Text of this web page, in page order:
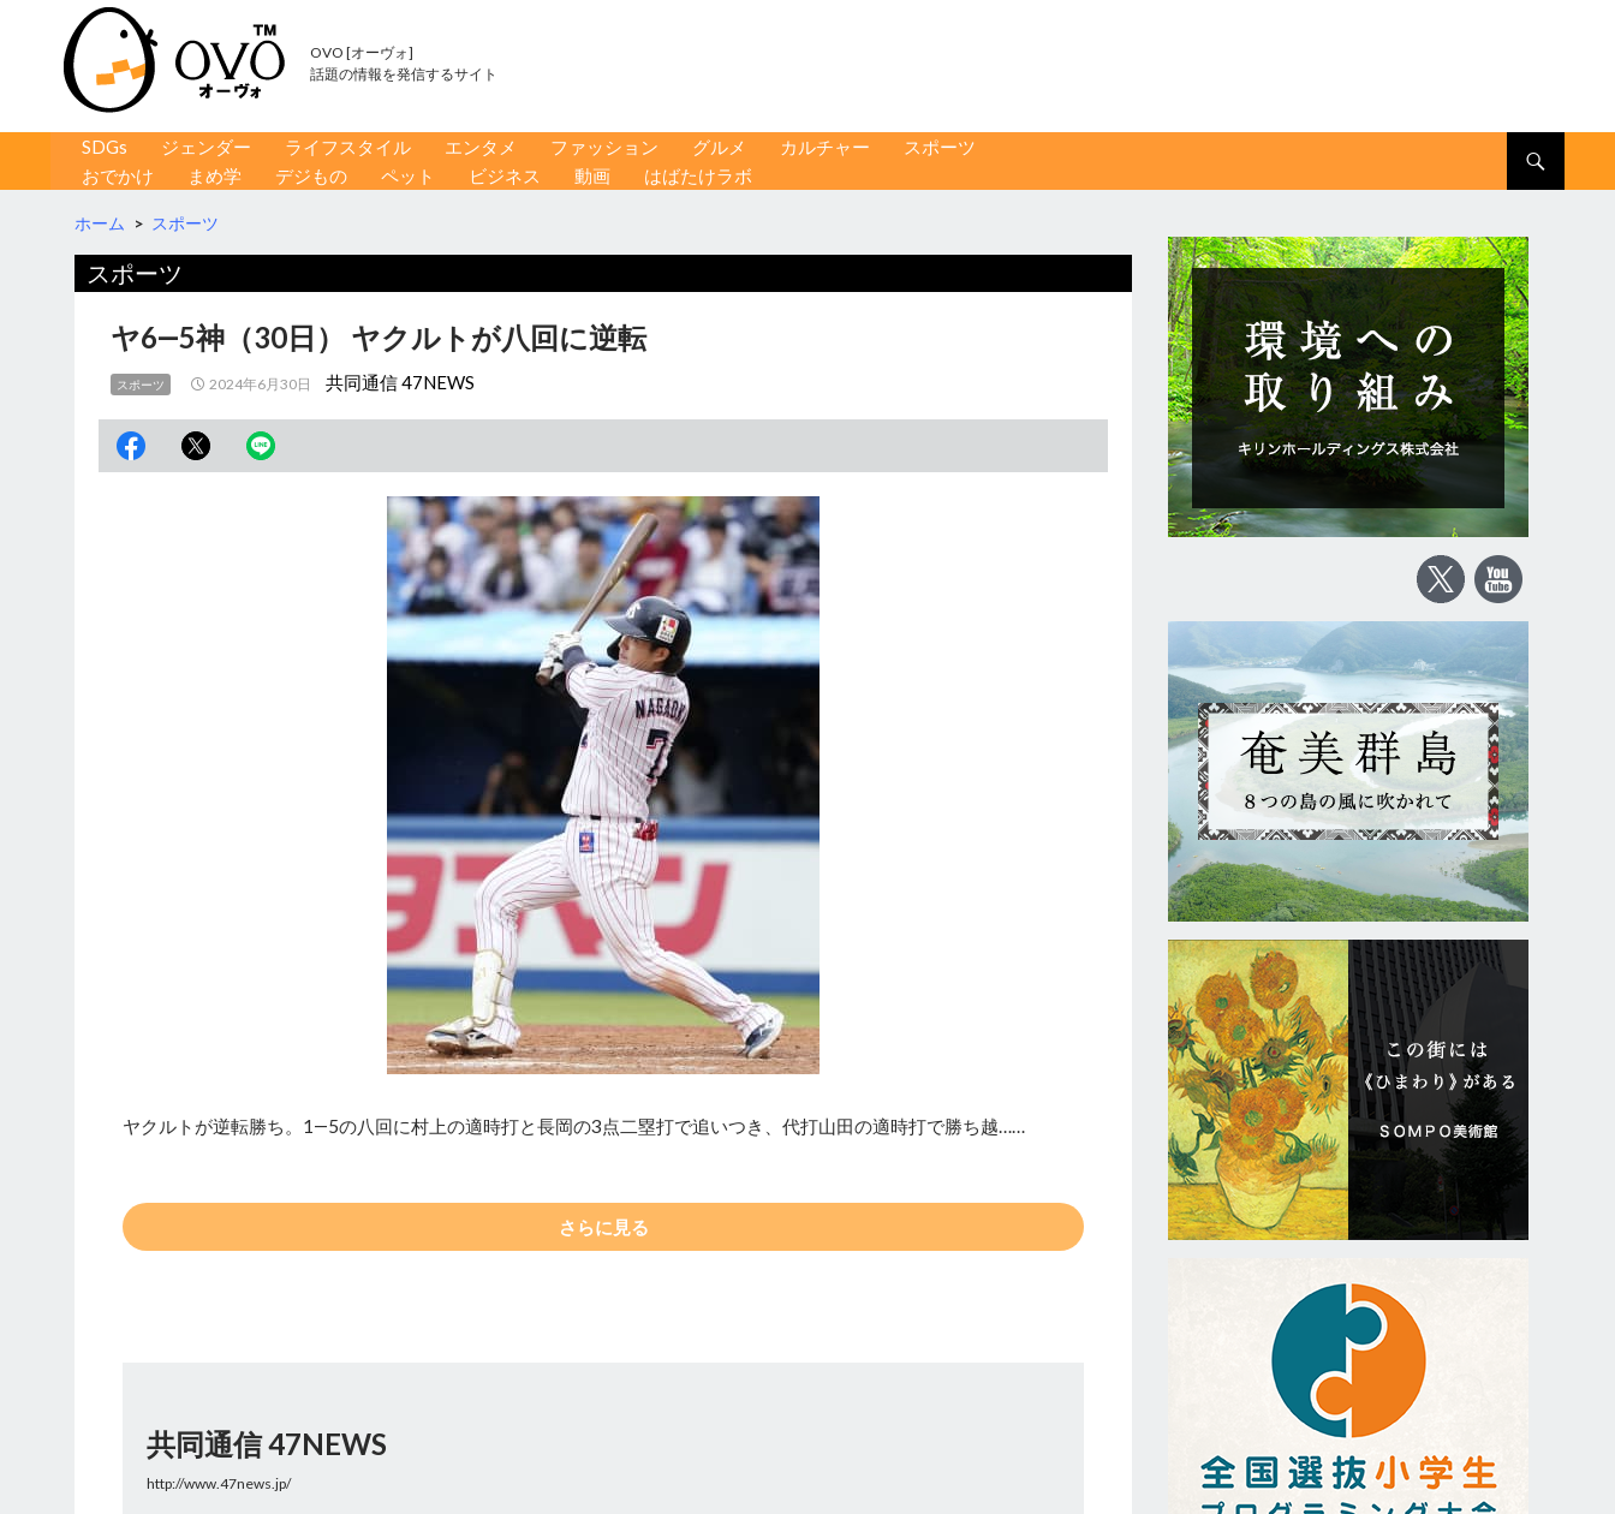
OVO [オーヴォ]
話題の情報を発信するサイト
コンテンツへ移動
SDGs ジェンダー ライフスタイル エンタメ ファッション グルメ カルチャー
スポーツ
おでかけ
まめ学 デジもの ペット ビジネス 動画 はばたけラボ
ホーム > スポーツ
スポーツ
ヤ6―5神（30日） ヤクルトが八回に逆転
スポーツ 2024年6月30日 共同通信 47NEWS
ヤクルトが逆転勝ち。1―5の八回に村上の適時打と長岡の3点二塁打で追いつき、代打山田の適時打で勝ち越……
さらに見る
共同通信 47NEWS
http://www.47news.jp/